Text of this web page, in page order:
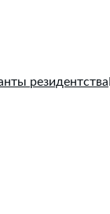
резидентства